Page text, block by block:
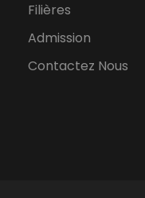
Filières
Admission
Contactez Nous